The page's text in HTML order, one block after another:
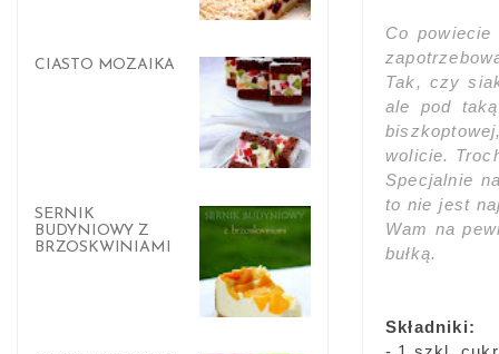
Co
Tak, czy
ale pod
wolicie.
Specjalnie
to nie jest
Wam na
bułką.
Składniki:
CIASTO MOZAIKA
SERNIK
BUDYNIOWY Z
BRZOSKWINIAMI